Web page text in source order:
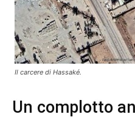
Il carcere di Hassaké.
Un complotto